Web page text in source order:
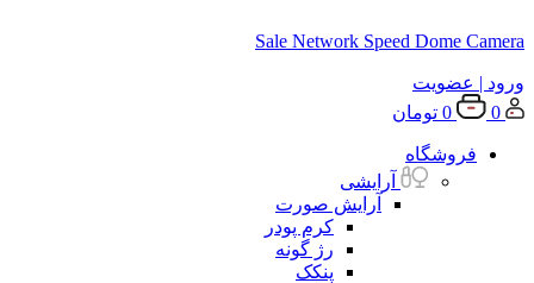
Sale Network Speed Dome Camera
ورود | عضویت
0
0 تومان
فروشگاه
آرایشی
آرایش صورت
کرم پودر
رژ گونه
پنکک